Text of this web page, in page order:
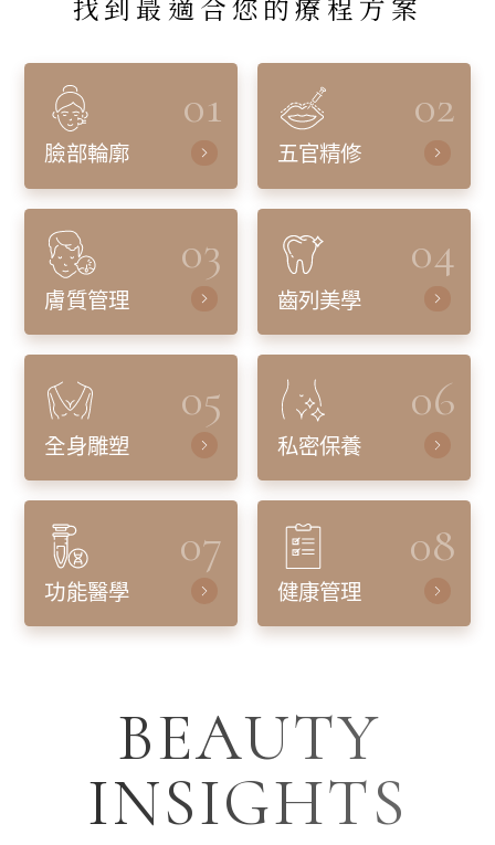
找到最適合您的療程方案
01
臉部輪廓
02
五官精修
03
膚質管理
04
齒列美學
05
全身雕塑
06
私密保養
07
功能醫學
08
健康管理
BEAUTY
INSIGHTS